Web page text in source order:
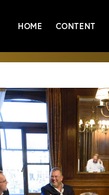
HOME CONTENT